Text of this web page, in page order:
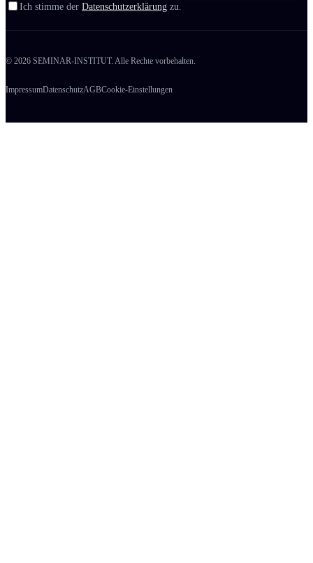
Ich stimme der Datenschutzerklärung zu.
© 2026 SEMINAR-INSTITUT. Alle Rechte vorbehalten.
ImpressumDatenschutzAGBCookie-Einstellungen